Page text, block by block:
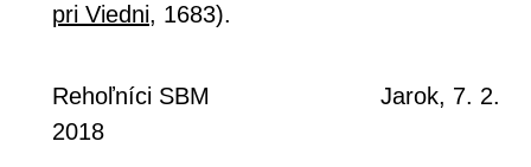
pri Viedni, 1683).
Rehoľníci SBM Jarok, 7. 2.
2018